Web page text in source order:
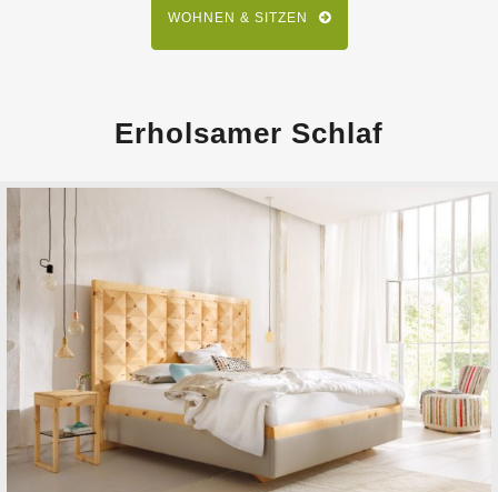
WOHNEN & SITZEN
Erholsamer Schlaf